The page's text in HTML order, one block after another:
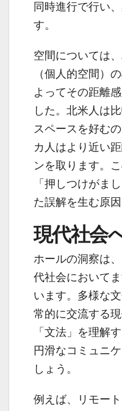
同時進行で行い
す。
空間については
（個人的空間）
よってその距離
した。北米人は
スペースを好む
カ人はより近い
ンを取ります。
「押しつけがま
た誤解を生む原
現代社会
ホールの洞察は
代社会において
います。多様な
常的に交流する
「文法」を理解
円滑なコミュニ
しょう。
例えば、リモー